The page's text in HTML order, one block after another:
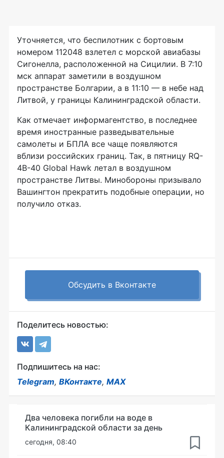
Уточняется, что беспилотник с бортовым
номером 112048 взлетел с морской авиабазы
Сигонелла, расположенной на Сицилии. В 7:10
мск аппарат заметили в воздушном
пространстве Болгарии, а в 11:10 — в небе над
Литвой, у границы Калининградской области.
Как отмечает информагентство, в последнее
время иностранные разведывательные
самолеты и БПЛА все чаще появляются
вблизи российских границ. Так, в пятницу RQ-
4B-40 Global Hawk летал в воздушном
пространстве Литвы. Минобороны призывало
Вашингтон прекратить подобные операции, но
получило отказ.
Обсудить в Вконтакте
Поделитесь новостью:
Подпишитесь на нас:
Telegram, ВКонтакте, MAX
Два человека погибли на воде в
Калининградской области за день
сегодня, 08:40